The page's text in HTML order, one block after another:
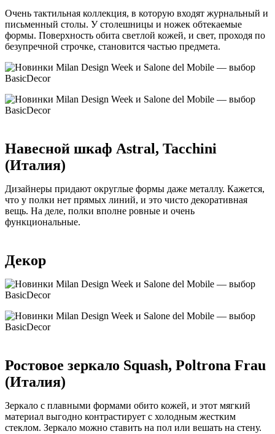
Очень тактильная коллекция, в которую входят журнальный и
письменный столы. У столешницы и ножек обтекаемые
формы. Поверхность обита светлой кожей, и свет, проходя по
безупречной строчке, становится частью предмета.
Навесной шкаф Astral, Tacchini
(Италия)
Дизайнеры придают округлые формы даже металлу. Кажется,
что у полки нет прямых линий, и это чисто декоративная
вещь. На деле, полки вполне ровные и очень
функциональные.
Декор
Ростовое зеркало Squash, Poltrona Frau
(Италия)
Зеркало с плавными формами обито кожей, и этот мягкий
материал выгодно контрастирует с холодным жестким
стеклом. Зеркало можно ставить на пол или вешать на стену.